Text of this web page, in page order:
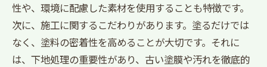
性や、環境に配慮した素材を使用することも特徴です。
次に、施工に関するこだわりがあります。塗るだけでは
なく、塗料の密着性を高めることが大切です。それに
は、下地処理の重要性があり、古い塗膜や汚れを徹底的